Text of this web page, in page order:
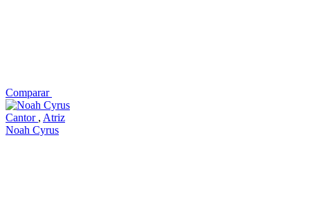
Comparar
Cantor , Atriz
Noah Cyrus